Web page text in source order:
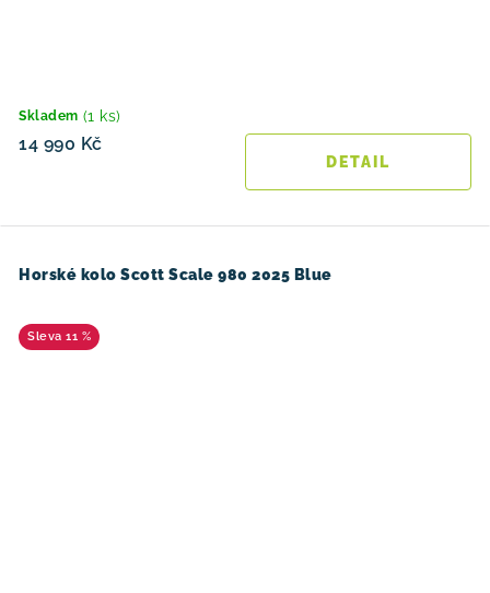
Skladem (1 ks)
14 990 Kč
Horské kolo Scott Scale 980 2025 Blue
11 %